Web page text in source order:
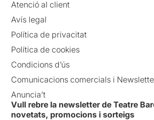
Atenció al client
Avís legal
Política de privacitat
Política de cookies
Condicions d’ús
Comunicacions comercials i
Anuncia’t
Vull rebre la newsletter de Teatre
novetats, promocions i sorteigs